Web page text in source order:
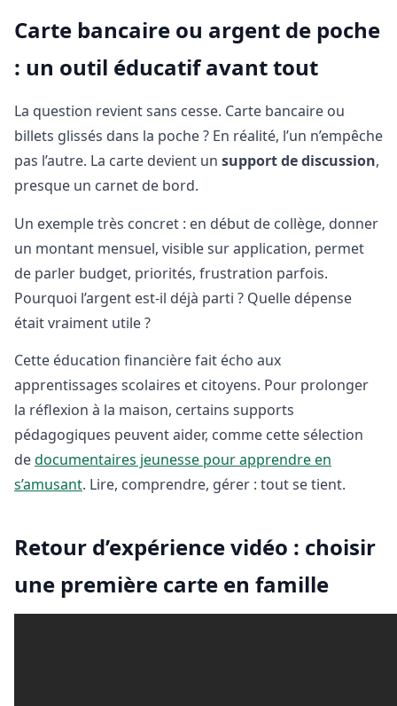
Carte bancaire ou argent de poche
: un outil éducatif avant tout
La question revient sans cesse. Carte bancaire ou
billets glissés dans la poche ? En réalité, l’un n’empêche
pas l’autre. La carte devient un support de discussion,
presque un carnet de bord.
Un exemple très concret : en début de collège, donner
un montant mensuel, visible sur application, permet
de parler budget, priorités, frustration parfois.
Pourquoi l’argent est-il déjà parti ? Quelle dépense
était vraiment utile ?
Cette éducation financière fait écho aux
apprentissages scolaires et citoyens. Pour prolonger
la réflexion à la maison, certains supports
pédagogiques peuvent aider, comme cette sélection
dedocumentaires jeunesse pour apprendre en
s’amusant. Lire, comprendre, gérer : tout se tient.
Retour d’expérience vidéo : choisir
une première carte en famille